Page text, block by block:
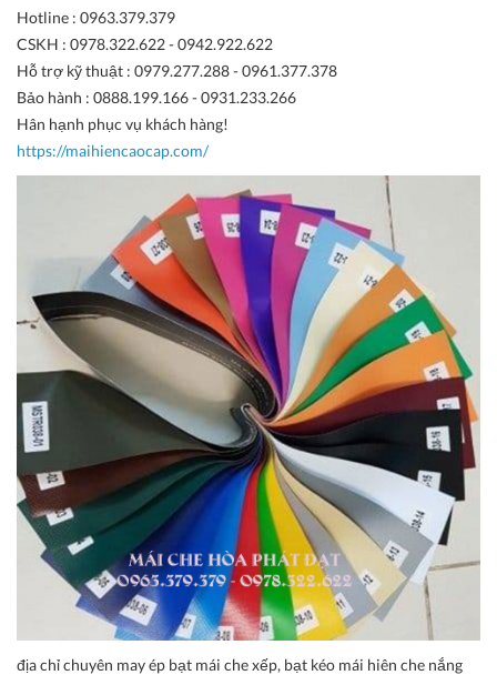
Hotline : 0963.379.379
CSKH : 0978.322.622 - 0942.922.622
Hỗ trợ kỹ thuật : 0979.277.288 - 0961.377.378
Bảo hành : 0888.199.166 - 0931.233.266
Hân hạnh phục vụ khách hàng!
https://maihiencaocap.com/
địa chỉ chuyên may ép bạt mái che xếp, bạt kéo mái hiên che nắng